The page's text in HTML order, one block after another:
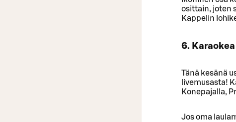
osittain, joten
Kappelin
6.
Tänä kesänä
livemusasta!
Konepajalla,
Jos oma